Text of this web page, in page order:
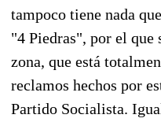
tampoco tiene nada
"4 Piedras", por el que
zona, que está
reclamos hechos por
Partido Socialista.